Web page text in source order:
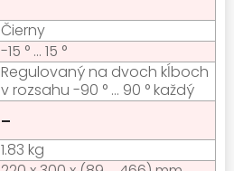
Čierny
-15 ° ... 15 °
Regulovaný na dvoch kĺboch
v rozsahu -90 ° ... 90 ° každý
1.83 kg